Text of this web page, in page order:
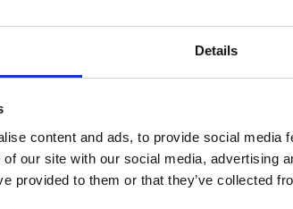
Details
content and ads, to provide social media
our site with our social media, advertising
provided to them or that they’ve collected
mot
7